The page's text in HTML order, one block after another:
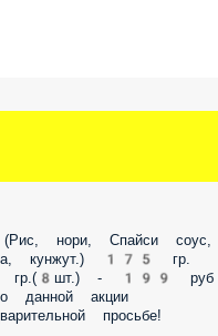
нори, Спайси соус,
кунжут.) 175 гр.
- 199 руб
данной акции
просьбе!